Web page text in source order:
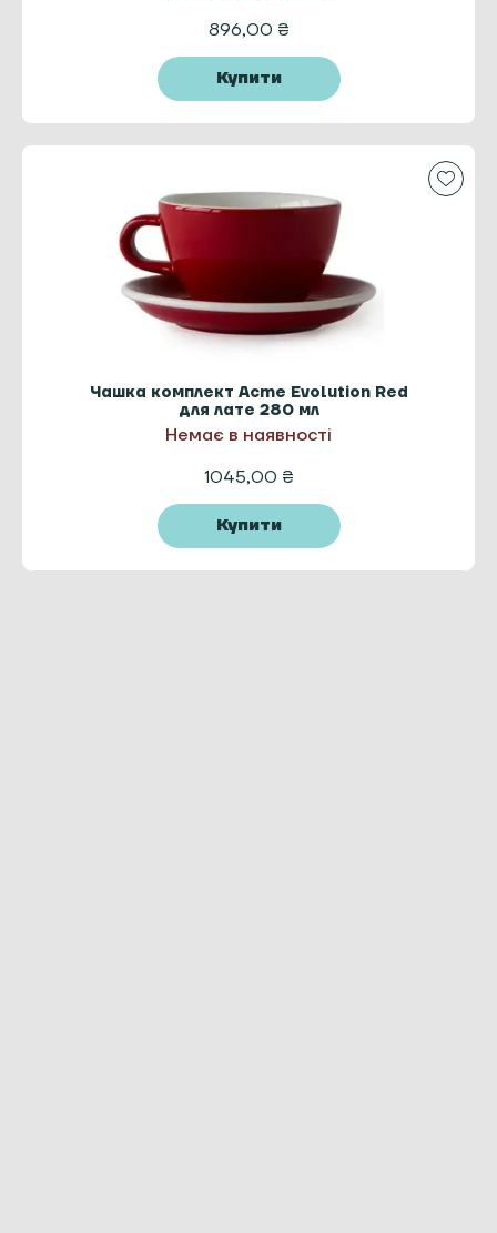
896,00 ₴
Купити
Чашка комплект Acme Evolution Red
для лате 280 мл
Немає в наявності
1045,00 ₴
Купити